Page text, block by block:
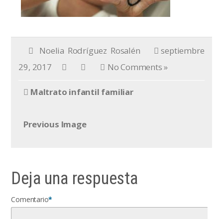
Noelia Rodríguez Rosalén
septiembre
29, 2017
No Comments »
Maltrato infantil familiar
Previous Image
Deja una respuesta
Comentario*